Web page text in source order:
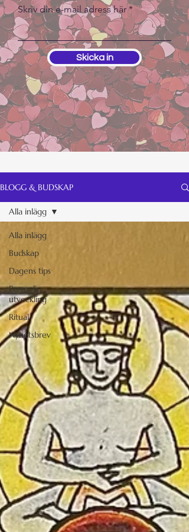
Skriv din e-mail adress här
Skicka in
BLOGG & BUDSKAP
Alla inlägg
Budskap
Dagens tips
Personlig
utveckling
Ritual
Nyhetsbrev
Alla inlägg